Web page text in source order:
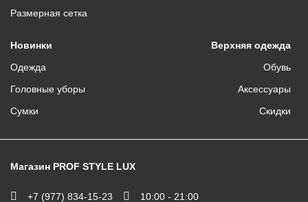
Размерная сетка
Новинки
Верхняя одежда
Одежда
Обувь
Головные уборы
Аксессуары
Сумки
Скидки
Магазин PROF STYLE LUX
+7 (977) 834-15-23 10:00 - 21:00